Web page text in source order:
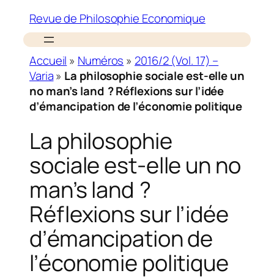
Revue de Philosophie Economique
Accueil » Numéros » 2016/2 (Vol. 17) –
Varia» La philosophie sociale est-elle un
no man’s land ? Réflexions sur l’idée
d’émancipation de l’économie politique
La philosophie
sociale est-elle un no
man’s land ?
Réflexions sur l’idée
d’émancipation de
l’économie politique